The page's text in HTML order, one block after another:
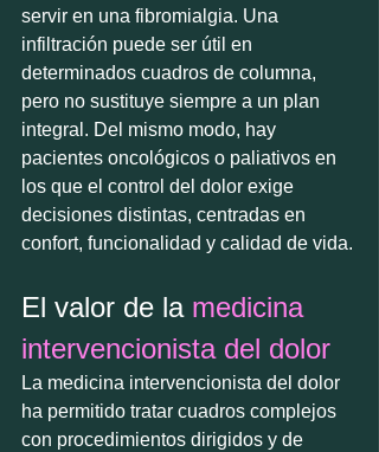
servir en una fibromialgia. Una
infiltración puede ser útil en
determinados cuadros de columna,
pero no sustituye siempre a un plan
integral. Del mismo modo, hay
pacientes oncológicos o paliativos en
los que el control del dolor exige
decisiones distintas, centradas en
confort, funcionalidad y calidad de vida.
El valor de la medicina
intervencionista del dolor
La medicina intervencionista del dolor
ha permitido tratar cuadros complejos
con procedimientos dirigidos y de